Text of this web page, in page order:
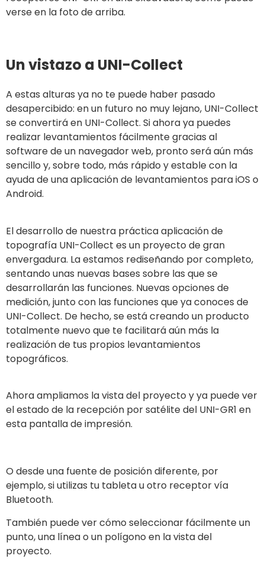
verse en la foto de arriba.
Un vistazo a UNI-Collect
A estas alturas ya no te puede haber pasado
desapercibido: en un futuro no muy lejano, UNI-Collect
se convertirá en UNI-Collect. Si ahora ya puedes
realizar levantamientos fácilmente gracias al
software de un navegador web, pronto será aún más
sencillo y, sobre todo, más rápido y estable con la
ayuda de una aplicación de levantamientos para iOS o
Android.
El desarrollo de nuestra práctica aplicación de
topografía UNI-Collect es un proyecto de gran
envergadura. La estamos rediseñando por completo,
sentando unas nuevas bases sobre las que se
desarrollarán las funciones. Nuevas opciones de
medición, junto con las funciones que ya conoces de
UNI-Collect. De hecho, se está creando un producto
totalmente nuevo que te facilitará aún más la
realización de tus propios levantamientos
topográficos.
Ahora ampliamos la vista del proyecto y ya puede ver
el estado de la recepción por satélite del UNI-GR1 en
esta pantalla de impresión.
O desde una fuente de posición diferente, por
ejemplo, si utilizas tu tableta u otro receptor vía
Bluetooth.
También puede ver cómo seleccionar fácilmente un
punto, una línea o un polígono en la vista del
proyecto.